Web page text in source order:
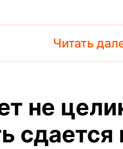
Читать
не
сдается